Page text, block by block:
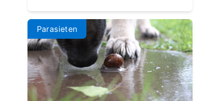
Parasieten